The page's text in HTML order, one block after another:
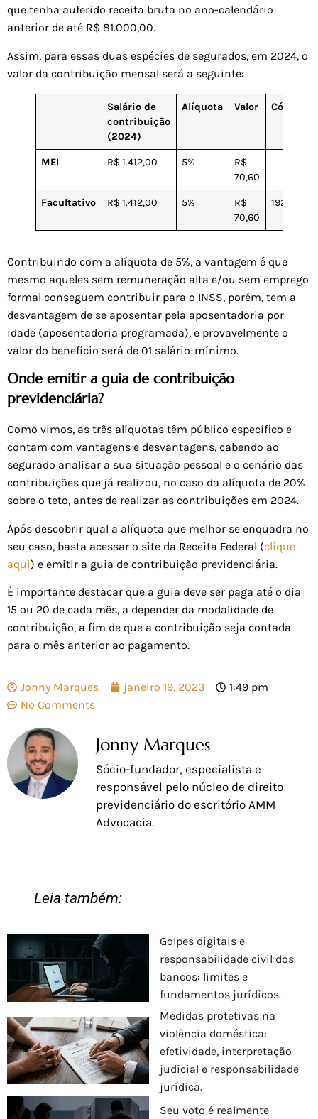
que tenha auferido receita bruta no ano-calendário
anterior de até R$ 81.000,00.
Assim, para essas duas espécies de segurados, em 2024, o
valor da contribuição mensal será a seguinte:
Salário de
contribuição
(2024)
Alíquota Valor Código
MEI R$ 1.412,00 5%
R$
70,60
Facultativo R$ 1.412,00 5%
R$
70,60
1929
Contribuindo com a alíquota de 5%, a vantagem é que
mesmo aqueles sem remuneração alta e/ou sem emprego
formal conseguem contribuir para o INSS, porém, tem a
desvantagem de se aposentar pela aposentadoria por
idade (aposentadoria programada), e provavelmente o
valor do benefício será de 01 salário-mínimo.
Onde emitir a guia de contribuição
previdenciária?
Como vimos, as três alíquotas têm público específico e
contam com vantagens e desvantagens, cabendo ao
segurado analisar a sua situação pessoal e o cenário das
contribuições que já realizou, no caso da alíquota de 20%
sobre o teto, antes de realizar as contribuições em 2024.
Após descobrir qual a alíquota que melhor se enquadra no
seu caso, basta acessar o site da Receita Federal (clique
aqui) e emitir a guia de contribuição previdenciária.
É importante destacar que a guia deve ser paga até o dia
15 ou 20 de cada mês, a depender da modalidade de
contribuição, a fim de que a contribuição seja contada
para o mês anterior ao pagamento.
Jonny Marques janeiro 19, 2023
1:49 pm
No Comments
Jonny Marques
Sócio-fundador, especialista e
responsável pelo núcleo de direito
previdenciário do escritório AMM
Advocacia.
Leia também:
Golpes digitais e
responsabilidade civil dos
bancos: limites e
fundamentos jurídicos.
Medidas protetivas na
violência doméstica:
efetividade, interpretação
judicial e responsabilidade
jurídica.
Seu voto é realmente